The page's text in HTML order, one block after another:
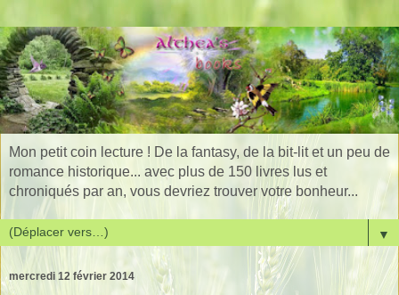
Mon petit coin lecture ! De la fantasy, de la bit-lit et un peu de
romance historique... avec plus de 150 livres lus et
chroniqués par an, vous devriez trouver votre bonheur...
▼
mercredi 12 février 2014